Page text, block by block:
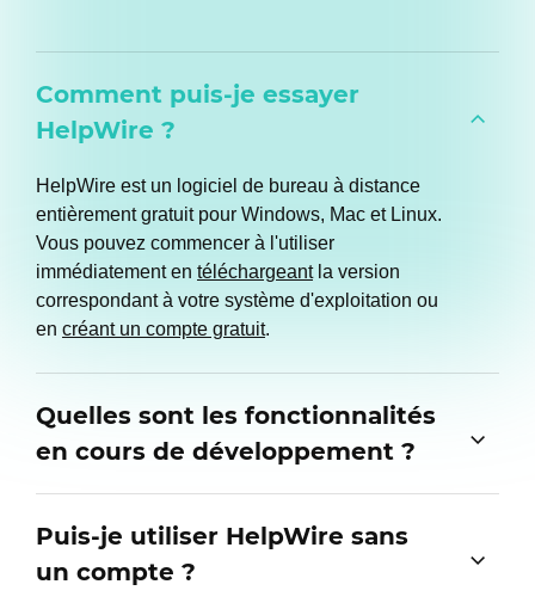
Comment puis-je essayer
HelpWire ?
HelpWire est un logiciel de bureau à distance
entièrement gratuit pour Windows, Mac et Linux.
Vous pouvez commencer à l'utiliser
immédiatement en téléchargeantla version
correspondant à votre système d'exploitation ou
en créant un compte gratuit.
Quelles sont les fonctionnalités
en cours de développement ?
Puis-je utiliser HelpWire sans
un compte ?